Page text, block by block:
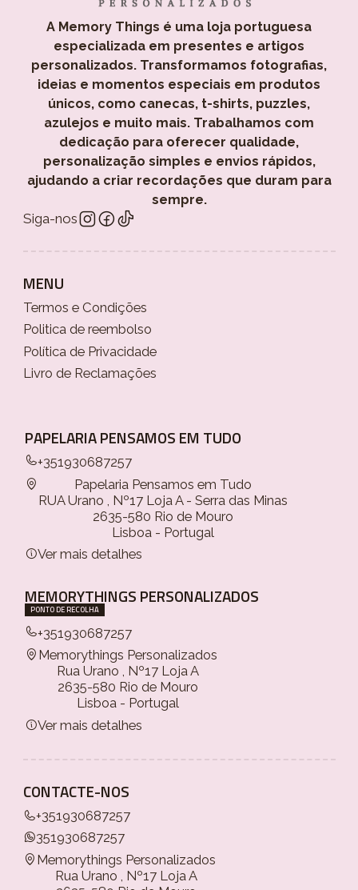
A Memory Things é uma loja portuguesa
especializada em presentes e artigos
personalizados. Transformamos fotografias,
ideias e momentos especiais em produtos
únicos, como canecas, t-shirts, puzzles,
azulejos e muito mais. Trabalhamos com
dedicação para oferecer qualidade,
personalização simples e envios rápidos,
ajudando a criar recordações que duram para
sempre.
Siga-nos
MENU
Termos e Condições
Politica de reembolso
Política de Privacidade
Livro de Reclamações
PAPELARIA PENSAMOS EM TUDO
+351930687257
Papelaria Pensamos em Tudo
RUA Urano , Nº17 Loja A - Serra das Minas
2635-580 Rio de Mouro
Lisboa - Portugal
Ver mais detalhes
MEMORYTHINGS PERSONALIZADOS
PONTO DE RECOLHA
+351930687257
Memorythings Personalizados
Rua Urano , Nº17 Loja A
2635-580 Rio de Mouro
Lisboa - Portugal
Ver mais detalhes
CONTACTE-NOS
+351930687257
351930687257
Memorythings Personalizados
Rua Urano , Nº17 Loja A